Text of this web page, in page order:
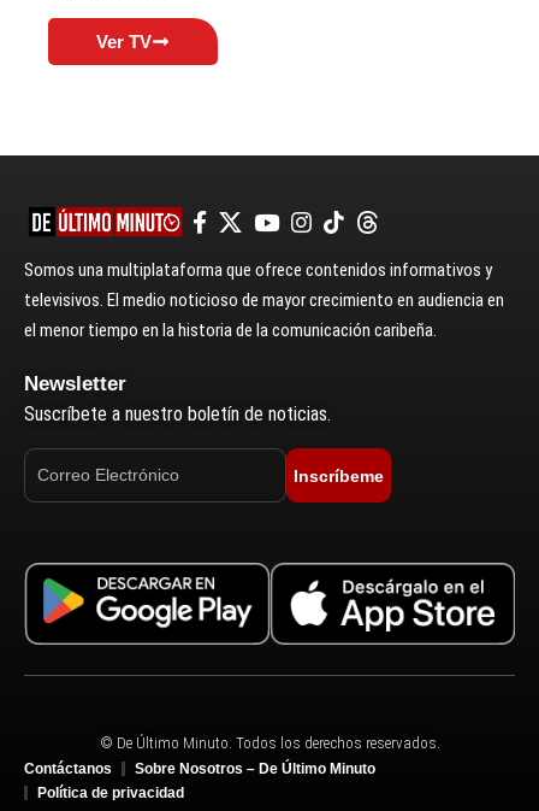
Ver TV
Somos una multiplataforma que ofrece contenidos informativos y
televisivos. El medio noticioso de mayor crecimiento en audiencia en
el menor tiempo en la historia de la comunicación caribeña.
Newsletter
Suscríbete a nuestro boletín de noticias.
Inscríbeme
© De Último Minuto. Todos los derechos reservados.
Contáctanos
Sobre Nosotros – De Último Minuto
Política de privacidad